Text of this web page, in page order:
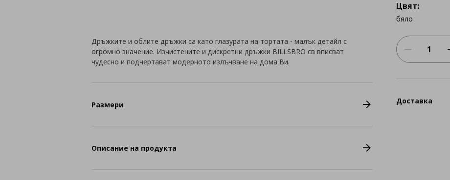
Цвят:
бяло
Доставка
Дръжките и облите дръжки са като глазурата на тортата - малък детайл с
огромно значение. Изчистените и дискретни дръжки BILLSBRO св вписват
чудесно и подчертават модерното излъчване на дома Ви.
Размери
Описание на продукта